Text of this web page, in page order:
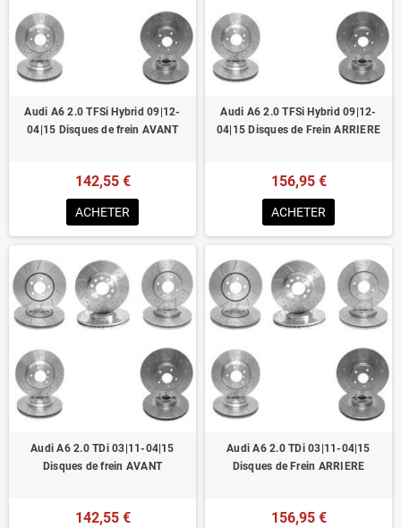
Homologué pour le contrôle technique
Audi A6 2.0 TFSi Hybrid 09|12-
04|15 Disques de frein AVANT
142,55 €
ACHETER
Audi A6 2.0 TFSi Hybrid 09|12-
04|15 Disques de Frein ARRIERE
156,95 €
ACHETER
Audi A6 2.0 TDi 03|11-04|15
Disques de frein AVANT
142,55 €
Audi A6 2.0 TDi 03|11-04|15
Disques de Frein ARRIERE
156,95 €